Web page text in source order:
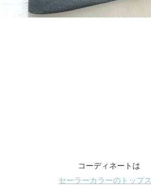
コーディネートは
セーラーカラーのトップス